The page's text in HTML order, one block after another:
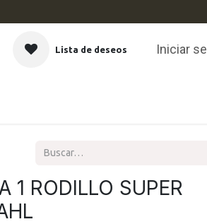
Lista de deseos Iniciar
1 RODILLO SUPER